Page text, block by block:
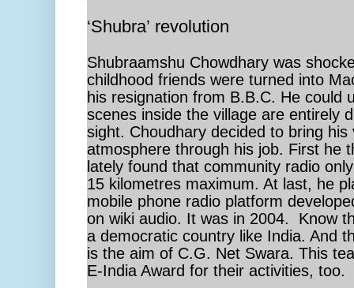
‘Shubra’ revolution
Shubraamshu Chowdhary was
childhood friends were turned into
his resignation from B.B.C. He could
scenes inside the village are entirely
sight. Choudhary decided to bring his
atmosphere through his job. First he
lately found that community radio
15 kilometres maximum. At last, he
mobile phone radio platform
on wiki audio. It was in 2004. Know
a democratic country like India. And
is the aim of C.G. Net Swara. This
E-India Award for their activities, too.